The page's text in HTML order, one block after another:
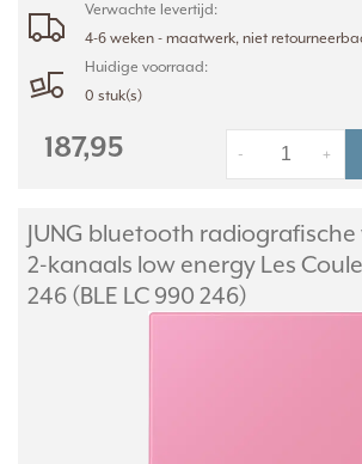
Verwachte levertijd:
4-6 weken - maatwerk, niet
Huidige voorraad:
0 stuk(s)
187,95 +
-
JUNG bluetooth
2-kanaals low energy Les
246 (BLE LC 990 246)